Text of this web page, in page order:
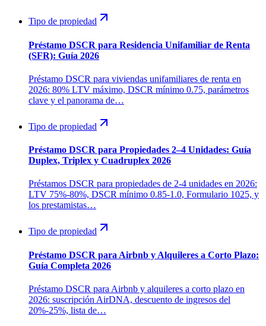
Tipo de propiedad
Préstamo DSCR para Residencia Unifamiliar de Renta
(SFR): Guía 2026
Préstamo DSCR para viviendas unifamiliares de renta en
2026: 80% LTV máximo, DSCR mínimo 0.75, parámetros
clave y el panorama de…
Tipo de propiedad
Préstamo DSCR para Propiedades 2–4 Unidades: Guía
Duplex, Triplex y Cuadruplex 2026
Préstamos DSCR para propiedades de 2-4 unidades en 2026:
LTV 75%-80%, DSCR mínimo 0.85-1.0, Formulario 1025, y
los prestamistas…
Tipo de propiedad
Préstamo DSCR para Airbnb y Alquileres a Corto Plazo:
Guía Completa 2026
Préstamo DSCR para Airbnb y alquileres a corto plazo en
2026: suscripción AirDNA, descuento de ingresos del
20%-25%, lista de…